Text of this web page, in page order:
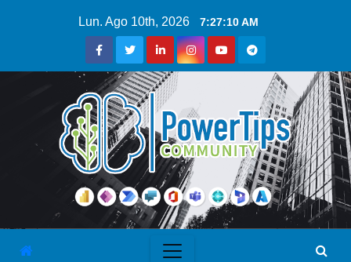
Lun. Ago 10th, 2026 7:27:11 AM